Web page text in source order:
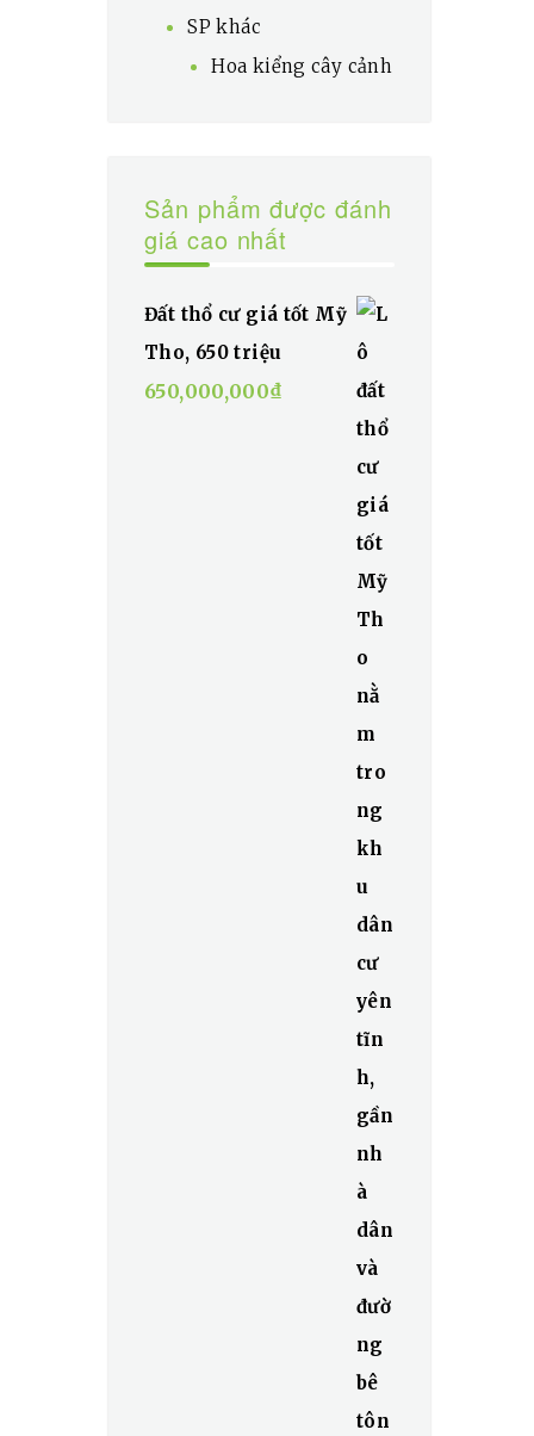
SP khác
Hoa kiểng cây cảnh
Sản phẩm được đánh
giá cao nhất
Đất thổ cư giá tốt Mỹ
Tho, 650 triệu
650,000,000₫